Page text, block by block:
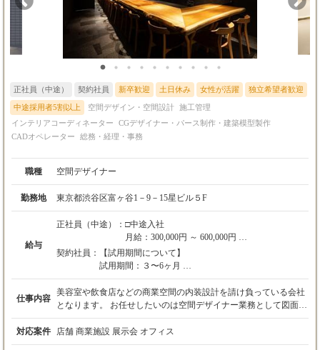
正社員（中途） 契約社員 新卒歓迎 土日休み 女性が活躍 独立希望者歓迎
中途採用者5割以上 空間デザイン・空間設計 施工管理
インテリアコーディネーター
CGデザイナー・パース制作・建築模型製作
CADオペレーター
総務・経理・事務
職種 空間デザイナー
勤務地 東京都渋谷区富ヶ谷1－9－15星ビル５F
給与
正社員（中途）： □中途入社
月給：300,000円 ～ 600,000円
※経験・能力・前職の給与を最大限考慮の上、
決定いたします。
～166,103円）を含みます。超過分は全額支給し
ます。
【年収例：入社後のステップアップイメージ】
契約社員：
【試用期間について】
試用期間：３〜6ヶ月
※期間中は契約社員雇用となります。
※期間満了後、正社員として登用します。
※期間中の給与・待遇に変更はありません。
□中途入社
月給：300,000円 ～ 600,000円
仕事内容
美容室や飲食店などの商業空間の内装設計を請け負っている会社
となります。 お任せしたいのは空間デザイナー業務として図面作
成はもちろん、現地調査や現場管理などチームで一貫して行って
いただきます。 お客様や業者、職人さんと打ち合わせしながら、
お客様の想いが詰まった店舗をつくり上げてください。 実際に現
対応案件 店舗 商業施設 展示会 オフィス